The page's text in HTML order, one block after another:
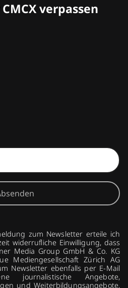
verpassen
zum Newsletter erteile ich
widerrufliche Einwilligung, dass
Media Group GmbH & Co. KG
Mediengesellschaft Zürich AG
Newsletter ebenfalls per E-Mail
journalistische Angebote,
und Weiterbildungsangebote,